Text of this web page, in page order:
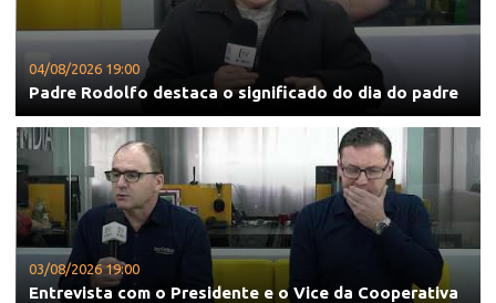
04/08/2026 19:00
Padre Rodolfo destaca o significado do dia do padre
03/08/2026 19:00
Entrevista com o Presidente e o Vice da Cooperativa